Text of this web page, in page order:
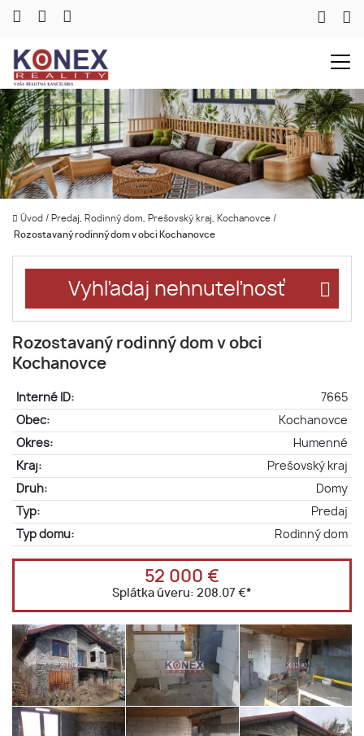
Úvod / Predaj, Rodinný dom, Prešovský kraj, Kochanovce /
Rozostavaný rodinný dom v obci Kochanovce
Vyhľadaj nehnuteľnosť
Rozostavaný rodinný dom v obci
Kochanovce
Interné ID:
7665
Obec:
Kochanovce
Okres:
Humenné
Kraj:
Prešovský kraj
Druh:
Domy
Typ:
Predaj
Typ domu:
Rodinný dom
52 000 €
Splátka úveru: 208.07 €*